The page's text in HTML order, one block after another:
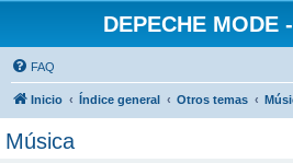
DEPECHE MODE
FAQ
Inicio Índice general Otros temas
Música